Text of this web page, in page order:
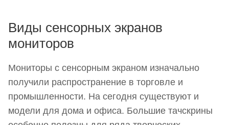
Виды сенсорных экранов
мониторов
Мониторы с сенсорным экраном изначально
получили распространение в торговле и
промышленности. На сегодня существуют и
модели для дома и офиса. Большие тачскрины